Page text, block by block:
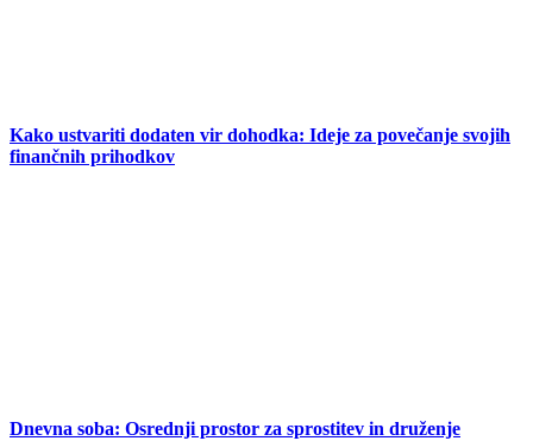
Kako ustvariti dodaten vir dohodka: Ideje za povečanje svojih
finančnih prihodkov
Dnevna soba: Osrednji prostor za sprostitev in druženje